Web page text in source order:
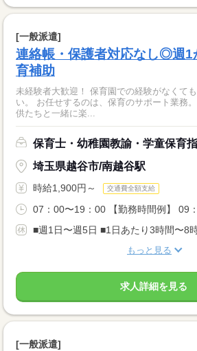
[一般派遣]
連絡帳・保護者対応なし◎週1
育補助
未経験者大歓迎！ 保育園での経験がなくて
い。 お任せするのは、保育のサポート業務。 クラス担当はなく、子
供たちと一緒に楽...
保育士・幼稚園教諭・学童保育
埼玉県越谷市/南越谷駅
時給1,900円～ 交通費全額支給
07：00〜19：00 【勤務時間例】 09
■週1日〜週5日 ■1日あたり3時間〜8
もっと見る
求人詳細を見る
[一般派遣]